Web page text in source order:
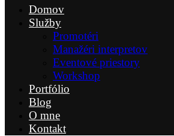
Domov
Služby
Promotéri
Manažéri interpretov
Eventové priestory
Workshop
Portfólio
Blog
O mne
Kontakt